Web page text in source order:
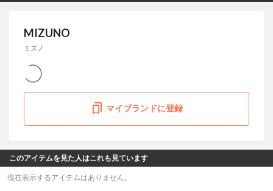
MIZUNO
ミズノ
マイブランドに登録
このアイテムを見た人はこれも見ています
現在表示するアイテムはありません。